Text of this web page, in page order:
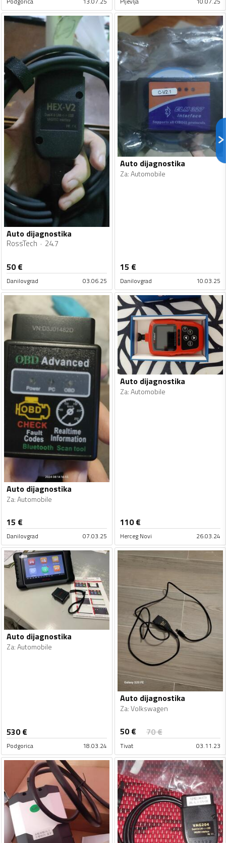
Auto dijagnostika
RossTech 24.7
50€
Danilovgrad 03.06.25
Auto dijagnostika
Za:Automobile
15 €
Danilovgrad 10.03.25
Auto dijagnostika
Za:Automobile
15 €
Danilovgrad 07.03.25
Auto dijagnostika
Za:Automobile
110€
Herceg Novi 26.03.24
Auto dijagnostika
Za:Automobile
530€
Podgorica 18.03.24
Auto dijagnostika
Za:Volkswagen
50€ 70€
Tivat 03.11.23